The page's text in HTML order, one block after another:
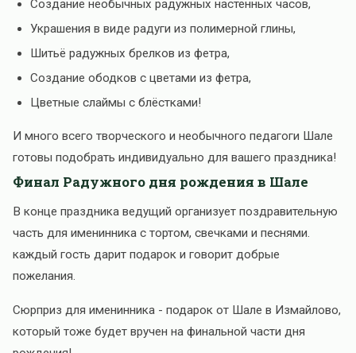
Создание необычных радужных настенных часов,
Украшения в виде радуги из полимерной глины,
Шитьё радужных брелков из фетра,
Создание ободков с цветами из фетра,
Цветные слаймы с блёстками!
И много всего творческого и необычного педагоги Шале
готовы подобрать индивидуально для вашего праздника!
Финал Радужного дня рождения в Шале
В конце праздника ведущий организует поздравительную
часть для именинника с тортом, свечками и песнями.
каждый гость дарит подарок и говорит добрые
пожелания.
Сюрприз для именинника - подарок от Шале в Измайлово,
который тоже будет вручен на финальной части дня